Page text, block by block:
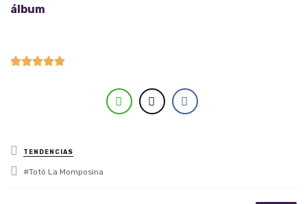
álbum
Posted in
TENDENCIAS
Tagged with
Totó La Momposina